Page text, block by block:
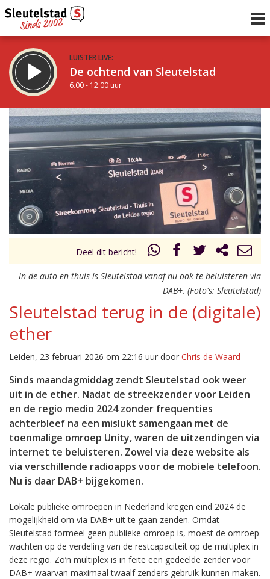
LUISTER LIVE:
De ochtend van Sleutelstad
6.00 - 12.00 uur
STRAKS:
De middag van Sleutelstad
12.00 - 17.00 uur
Vorig uur
uur 1 van 0 Volgend uur
Deel dit bericht!
In de auto en thuis is Sleutelstad vanaf nu ook te beluisteren via
DAB+. (Foto's: Sleutelstad)
Sleutelstad terug in de (digitale)
ether
Leiden, 23 februari 2026 om 22:16 uur door Chris de Waard
Sinds maandagmiddag zendt Sleutelstad ook weer
uit in de ether. Nadat de streekzender voor Leiden
en de regio medio 2024 zonder frequenties
achterbleef na een mislukt samengaan met de
toenmalige omroep Unity, waren de uitzendingen via
internet te beluisteren. Zowel via deze website als
via verschillende radioapps voor de mobiele telefoon.
Nu is daar DAB+ bijgekomen.
Lokale publieke omroepen in Nederland kregen eind 2024 de
mogelijkheid om via DAB+ uit te gaan zenden. Omdat
Sleutelstad formeel geen publieke omroep is, moest de omroep
wachten op de verdeling van de restcapaciteit op de multiplex in
deze regio. Zo’n multiplex is in feite een gedeelde zender voor
DAB+ waarvan maximaal twaalf zenders gebruik kunnen maken.